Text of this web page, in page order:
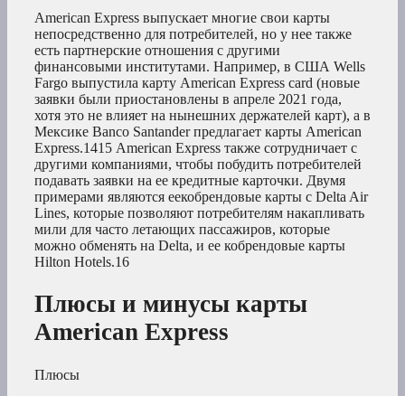
American Express выпускает многие свои карты
непосредственно для потребителей, но у нее также
есть партнерские отношения с другими
финансовыми институтами. Например, в США Wells
Fargo выпустила карту American Express card (новые
заявки были приостановлены в апреле 2021 года,
хотя это не влияет на нынешних держателей карт), а в
Мексике Banco Santander предлагает карты American
Express.1415 American Express также сотрудничает с
другими компаниями, чтобы побудить потребителей
подавать заявки на ее кредитные карточки. Двумя
примерами являются еекобрендовые карты с Delta Air
Lines, которые позволяют потребителям накапливать
мили для часто летающих пассажиров, которые
можно обменять на Delta, и ее кобрендовые карты
Hilton Hotels.16
Плюсы и минусы карты
American Express
Плюсы